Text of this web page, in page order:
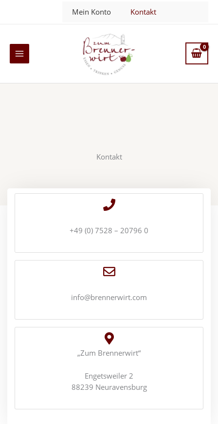
Mein Konto Kontakt
Menu
Kontakt
+49 (0) 7528 – 20796 0
info@brennerwirt.com
„Zum Brennerwirt“
Engetsweiler 2
88239 Neuravensburg